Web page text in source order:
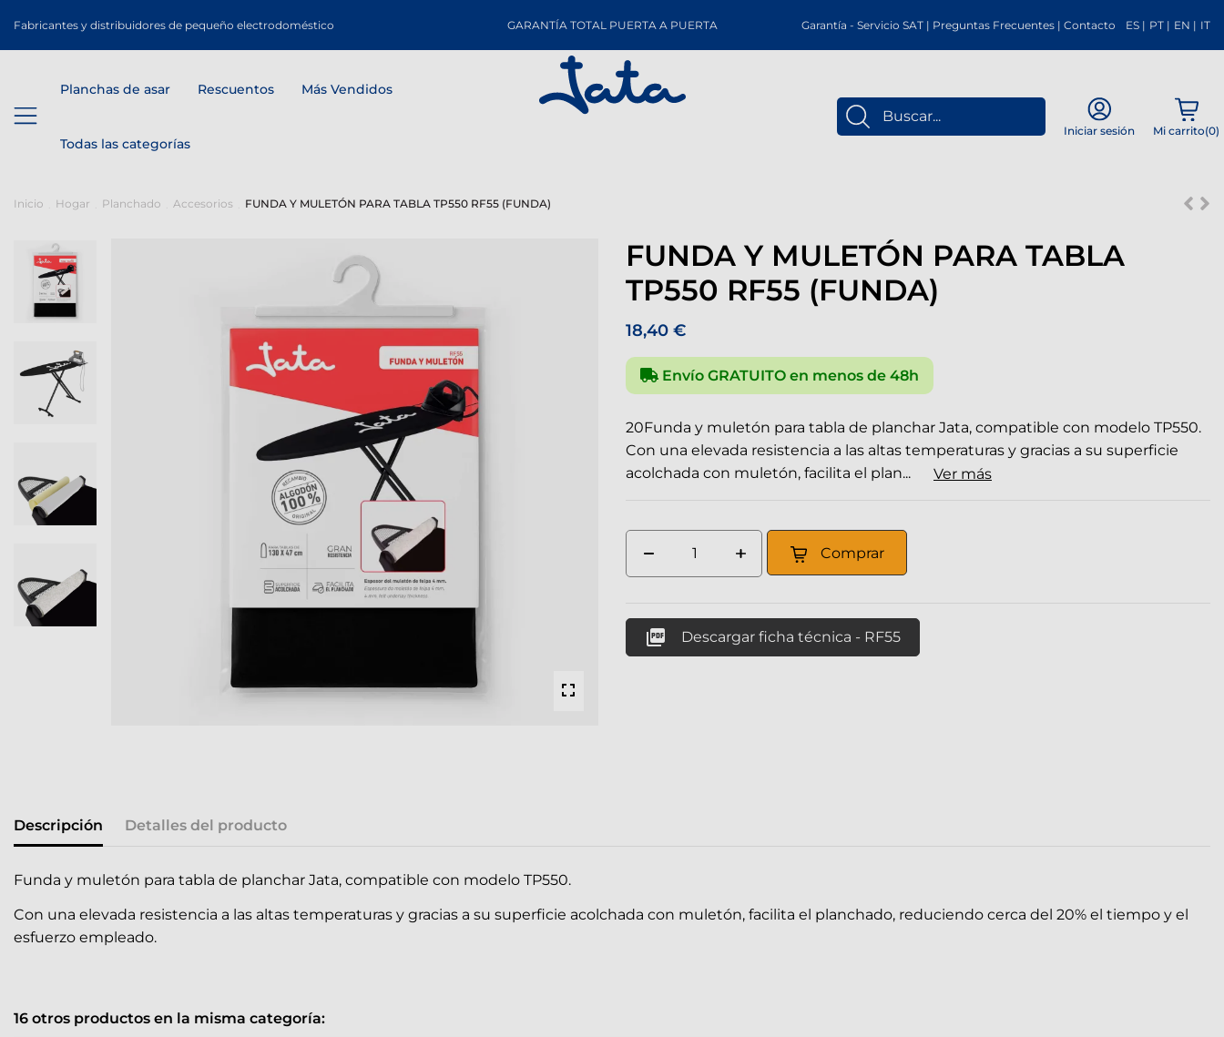
Fabricantes y distribuidores de pequeño electrodoméstico GARANTÍA TOTAL PUERTA A PUERTA Garantía - Servicio SAT | Preguntas Frecuentes | Contacto ES | PT | EN | IT
Planchas de asar Rescuentos Más Vendidos
Todas las categorías
Iniciar sesión Mi carrito(0)
Inicio Hogar Planchado Accesorios FUNDA Y MULETÓN PARA TABLA TP550 RF55 (FUNDA)
FUNDA Y MULETÓN PARA TABLA
TP550 RF55 (FUNDA)
18,40 €
Envío GRATUITO en menos de 48h
20Funda y muletón para tabla de planchar Jata, compatible con modelo TP550.
Con una elevada resistencia a las altas temperaturas y gracias a su superficie
acolchada con muletón, facilita el plan...
Ver más
Comprar
 Descargar ficha técnica - RF55
Descripción Detalles del producto
Funda y muletón para tabla de planchar Jata, compatible con modelo TP550.
Con una elevada resistencia a las altas temperaturas y gracias a su superficie acolchada con muletón, facilita el planchado, reduciendo cerca del 20% el tiempo y el
esfuerzo empleado.
16 otros productos en la misma categoría: